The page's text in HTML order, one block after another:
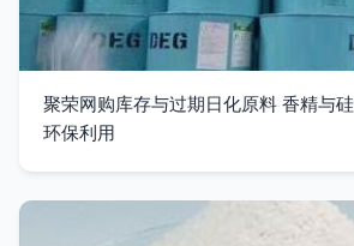
聚荣网购库存与过期日化原料 香精与
环保利用